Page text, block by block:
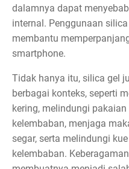
dalamnya dapat
internal. Penggunaan
membantu
smartphone.
Tidak hanya itu, silica gel
berbagai konteks, seperti
kering, melindungi
kelembaban, menjaga
segar, serta melindungi
kelembaban.